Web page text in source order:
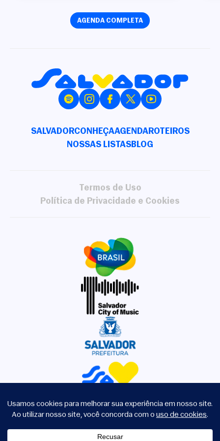
AGENDA COMPLETA
SALVADORCONHEÇAAGENDAROTEIROS
NOSSAS LISTASBLOG
Termos de Uso
Política de Privacidade e Cookies